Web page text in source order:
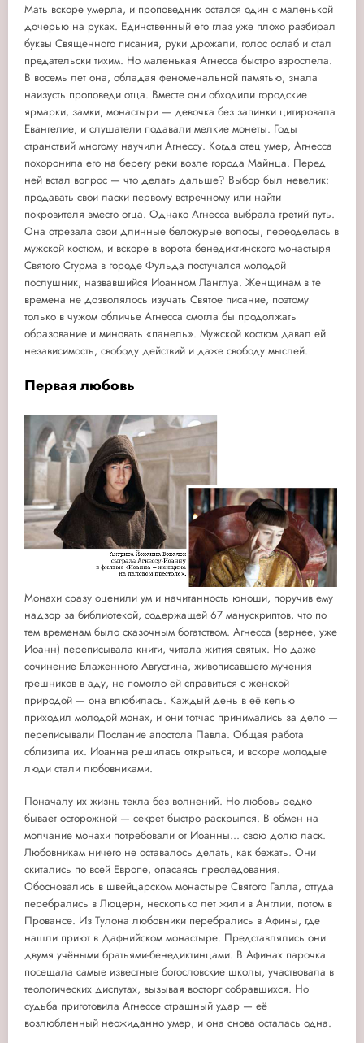
Мать вскоре умерла, и проповедник остался один с маленькой
дочерью на руках. Единственный его глаз уже плохо разбирал
буквы Священного писания, руки дрожали, голос ослаб и стал
предательски тихим. Но маленькая Агнесса быстро взрослела.
В восемь лет она, обладая феноменальной памятью, знала
наизусть проповеди отца. Вместе они обходили городские
ярмарки, замки, монастыри — девочка без запинки цитировала
Евангелие, и слушатели подавали мелкие монеты. Годы
странствий многому научили Агнессу. Когда отец умер, Агнесса
похоронила его на берегу реки возле города Майнца. Перед
ней встал вопрос — что делать дальше? Выбор был невелик:
продавать свои ласки первому встречному или найти
покровителя вместо отца. Однако Агнесса выбрала третий путь.
Она отрезала свои длинные белокурые волосы, переоделась в
мужской костюм, и вскоре в ворота бенедиктинского монастыря
Святого Стурма в городе Фульда постучался молодой
послушник, назвавшийся Иоанном Ланглуа. Женщинам в те
времена не дозволялось изучать Святое писание, поэтому
только в чужом обличье Агнесса смогла бы продолжать
образование и миновать «панель». Мужской костюм давал ей
независимость, свободу действий и даже свободу мыслей.
Первая любовь
Монахи сразу оценили ум и начитанность юноши, поручив ему
надзор за библиотекой, содержащей 67 манускриптов, что по
тем временам было сказочным богатством. Агнесса (вернее, уже
Иоанн) переписывала книги, читала жития святых. Но даже
сочинение Блаженного Августина, живописавшего мучения
грешников в аду, не помогло ей справиться с женской
природой — она влюбилась. Каждый день в её келью
приходил молодой монах, и они тотчас принимались за дело —
переписывали Послание апостола Павла. Общая работа
сблизила их. Иоанна решилась открыться, и вскоре молодые
люди стали любовниками.
Поначалу их жизнь текла без волнений. Но любовь редко
бывает осторожной — секрет быстро раскрылся. В обмен на
молчание монахи потребовали от Иоанны... свою долю ласк.
Любовникам ничего не оставалось делать, как бежать. Они
скитались по всей Европе, опасаясь преследования.
Обосновались в швейцарском монастыре Святого Галла, оттуда
перебрались в Люцерн, несколько лет жили в Англии, потом в
Провансе. Из Тулона любовники перебрались в Афины, где
нашли приют в Дафнийском монастыре. Представлялись они
двумя учёными братьями-бенедиктинцами. В Афинах парочка
посещала самые известные богословские школы, участвовала в
теологических диспутах, вызывая восторг собравшихся. Но
судьба приготовила Агнессе страшный удар — её
возлюбленный неожиданно умер, и она снова осталась одна.